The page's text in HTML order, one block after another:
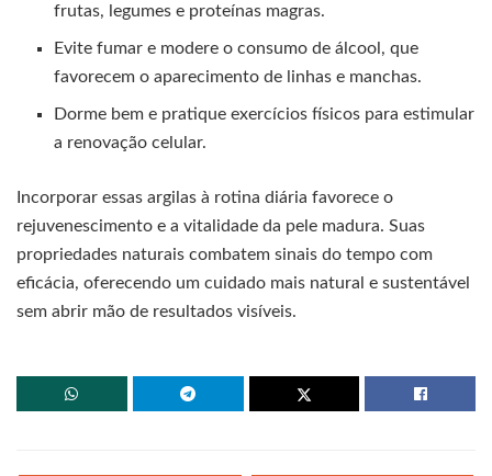
frutas, legumes e proteínas magras.
Evite fumar e modere o consumo de álcool, que
favorecem o aparecimento de linhas e manchas.
Dorme bem e pratique exercícios físicos para estimular
a renovação celular.
Incorporar essas argilas à rotina diária favorece o
rejuvenescimento e a vitalidade da pele madura. Suas
propriedades naturais combatem sinais do tempo com
eficácia, oferecendo um cuidado mais natural e sustentável
sem abrir mão de resultados visíveis.